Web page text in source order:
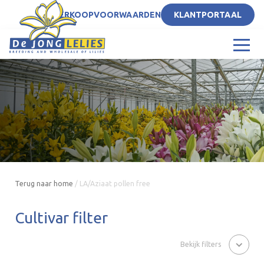
NLVERKOOPVOORWAARDEN KLANTPORTAAL
Terug naar home / LA/Aziaat pollen free
Cultivar filter
Bekijk filters